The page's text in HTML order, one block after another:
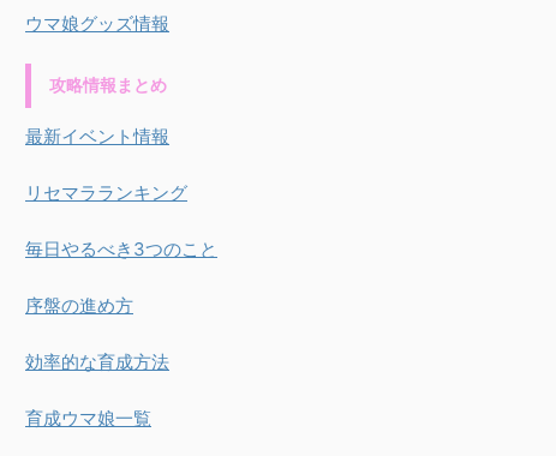
ウマ娘グッズ情報
攻略情報まとめ
最新イベント情報
リセマラランキング
毎日やるべき3つのこと
序盤の進め方
効率的な育成方法
育成ウマ娘一覧